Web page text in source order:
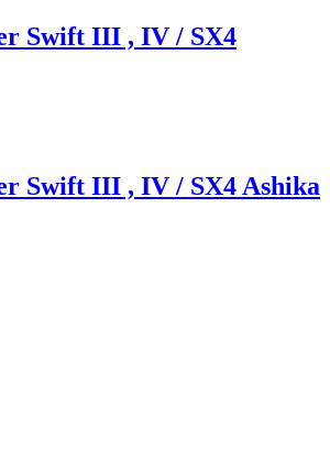
Swift III , IV / SX4
Swift III , IV / SX4 Ashika